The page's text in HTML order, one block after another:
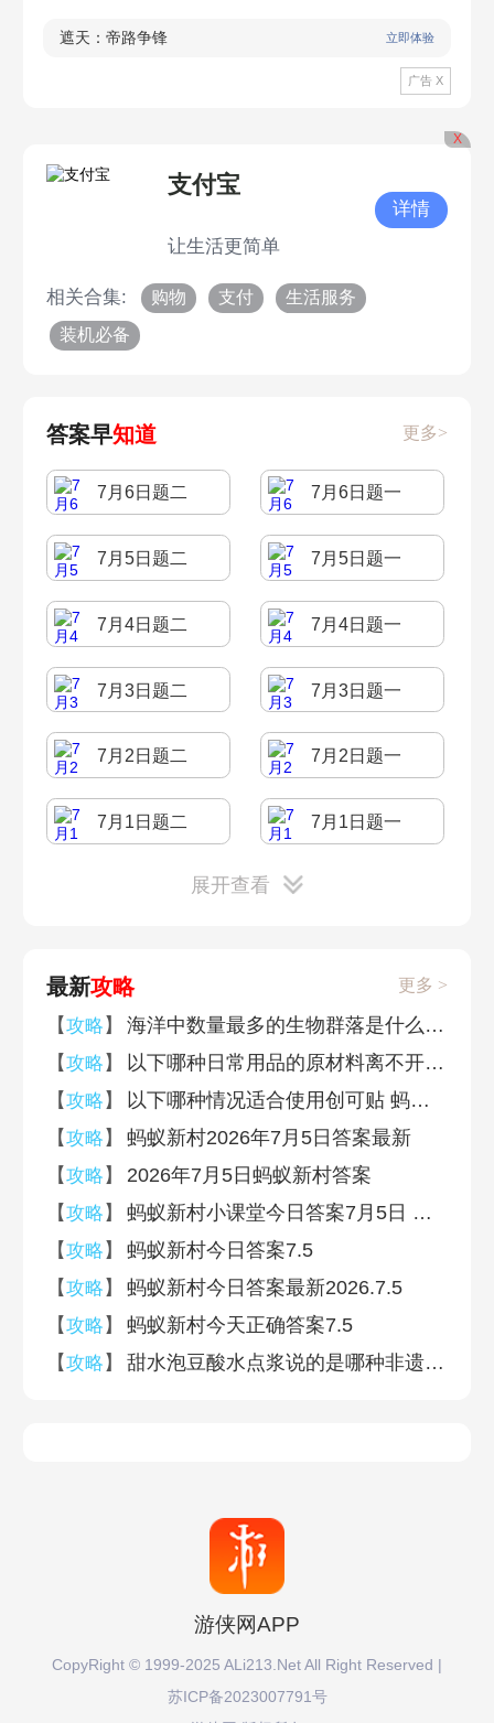
遮天：帝路争锋 立即体验
广告 X
X
支付宝
让生活更简单
详情
相关合集: 购物 支付 生活服务
装机必备
答案早知道 更多>
7月6日题二 7月6日题一
7月5日题二 7月5日题一
7月4日题二 7月4日题一
7月3日题二 7月3日题一
7月2日题二 7月2日题一
7月1日题二 7月1日题一
6月30日题二
6月28日题二 6月28日题一
6月26日题二 6月26日题一
6月25日题二 6月25日题一
6月24日题二 6月24日题一
6月23日题二 6月23日题一
6月19日题二
6月18日题二 6月18日题一
展开查看
最新攻略 更多 >
【攻略 】
海洋中数量最多的生物群落是什么 神奇海洋7月5日答案
【攻略 】
以下哪种日常用品的原材料离不开石油 蚂蚁庄园7月6日答案早知道
【攻略 】
以下哪种情况适合使用创可贴 蚂蚁庄园7月6日答案早知道
【攻略 】
蚂蚁新村2026年7月5日答案最新
【攻略 】
2026年7月5日蚂蚁新村答案
【攻略 】
蚂蚁新村小课堂今日答案7月5日 甜水泡豆酸水点浆说的是哪种非遗美食的制作特点
【攻略 】
蚂蚁新村今日答案7.5
【攻略 】
蚂蚁新村今日答案最新2026.7.5
【攻略 】
蚂蚁新村今天正确答案7.5
【攻略 】 甜水泡豆酸水点浆说的是哪种非遗美食的制作特点 蚂蚁新村今日答案2026.7.5
游侠网APP
CopyRight © 1999-2025 ALi213.Net All Right Reserved |
苏ICP备2023007791号